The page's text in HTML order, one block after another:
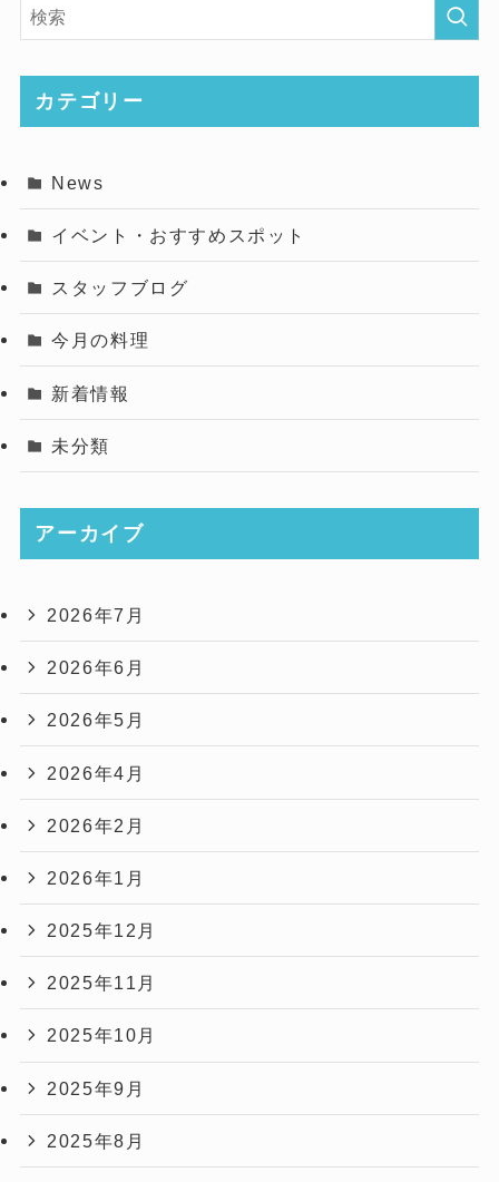
カテゴリー
News
イベント・おすすめスポット
スタッフブログ
今月の料理
新着情報
未分類
アーカイブ
2026年7月
2026年6月
2026年5月
2026年4月
2026年2月
2026年1月
2025年12月
2025年11月
2025年10月
2025年9月
2025年8月